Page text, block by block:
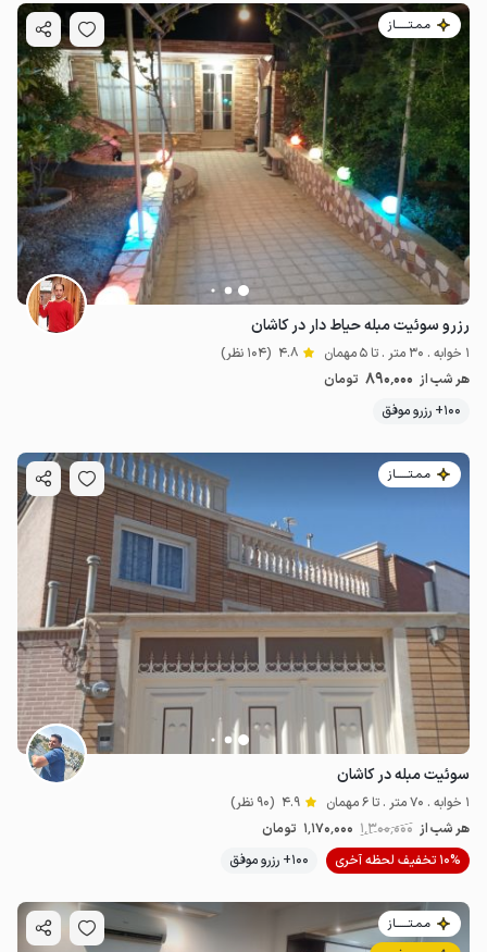
مـمـتــــــاز
رزرو سوئیت مبله حیاط دار در کاشان
1 خوابه . 30 متر . تا 5 مهمان 4.8 (104 نظر)
هر شب از 890٬000 تومان
100+ رزرو موفق
مـمـتــــــاز
سوئیت مبله در کاشان
1 خوابه . 70 متر . تا 6 مهمان 4.9 (90 نظر)
هر شب از 1٬300٬000 1٬170٬000 تومان
10% تخفیف لحظه آخری
100+ رزرو موفق
مـمـتــــــاز